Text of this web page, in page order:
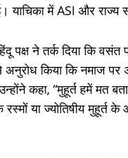
याचिका में ASI और राज्य
पक्ष ने तर्क दिया कि
अनुरोध किया कि नमाज
कहा, “मुहूर्त हमें मत
रस्मों या ज्योतिषीय